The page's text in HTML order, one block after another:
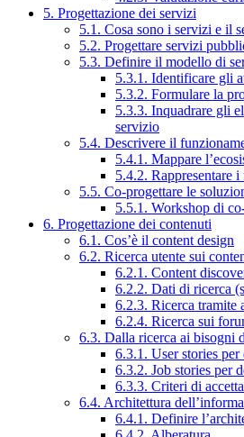
5. Progettazione dei servizi
5.1. Cosa sono i servizi e il
5.2. Progettare servizi
5.3. Definire il modello di
5.3.1. Identificare gli
5.3.2. Formulare la
5.3.3. Inquadrare gli
servizio
5.4. Descrivere il
5.4.1. Mappare
5.4.2. Rappresentare
5.5. Co-progettare le
5.5.1. Workshop di
6. Progettazione dei contenuti
6.1. Cos’è il content design
6.2. Ricerca utente sui
6.2.1. Content
6.2.2. Dati di ricerca
6.2.3. Ricerca tramite
6.2.4. Ricerca sui
6.3. Dalla ricerca ai bisogni
6.3.1. User stories
6.3.2. Job stories per
6.3.3. Criteri di
6.4. Architettura
6.4.1. Definire